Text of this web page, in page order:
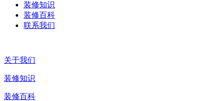
装修知识
装修百科
联系我们
关于我们
装修知识
装修百科